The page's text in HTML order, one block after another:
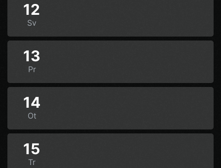
12
Sv
13
Pr
14
Ot
15
Tr